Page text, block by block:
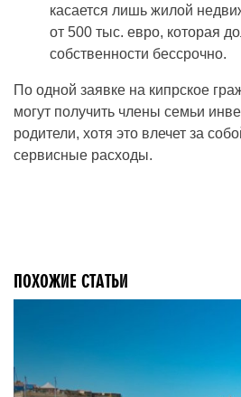
касается лишь жилой
от 500 тыс. евро, которая
собственности бессрочно.
По одной заявке на кипрское
могут получить члены семьи
родители, хотя это влечет за
сервисные расходы.
ПОХОЖИЕ СТАТЬИ